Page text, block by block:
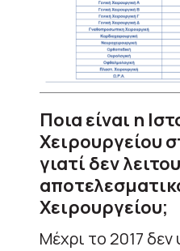
Ποια είναι η
Χειρουργείου
γιατί δεν
Χειρουργείου;
Μέχρι το 2017